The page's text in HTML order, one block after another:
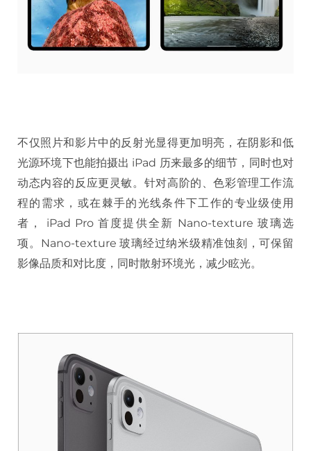
不仅照片和影片中的反射光显得更加明亮，在阴影和低
光源环境下也能拍摄出 iPad 历来最多的细节，同时也对
动态内容的反应更灵敏。针对高阶的、色彩管理工作流
程的需求，或在棘手的光线条件下工作的专业级使用
者， iPad Pro 首度提供全新 Nano-texture 玻璃选
项。Nano-texture 玻璃经过纳米级精准蚀刻，可保留
影像品质和对比度，同时散射环境光，减少眩光。